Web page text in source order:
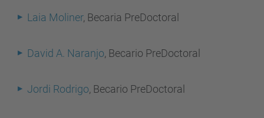
Laia Moliner, Becaria PreDoctoral
David A. Naranjo, Becario PreDoctoral
Jordi Rodrigo, Becario PreDoctoral